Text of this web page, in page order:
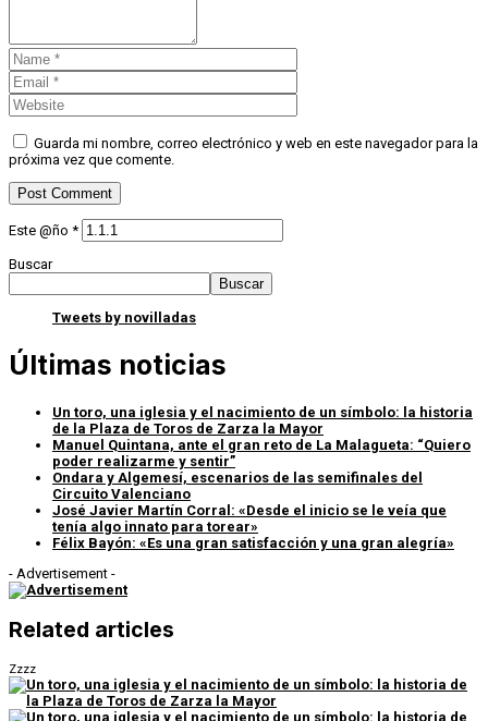
Guarda mi nombre, correo electrónico y web en este navegador para la
próxima vez que comente.
Este @ño *
Buscar
Buscar
Tweets by novilladas
Últimas noticias
Un toro, una iglesia y el nacimiento de un símbolo: la historia
de la Plaza de Toros de Zarza la Mayor
Manuel Quintana, ante el gran reto de La Malagueta: “Quiero
poder realizarme y sentir”
Ondara y Algemesí, escenarios de las semifinales del
Circuito Valenciano
José Javier Martín Corral: «Desde el inicio se le veía que
tenía algo innato para torear»
Félix Bayón: «Es una gran satisfacción y una gran alegría»
- Advertisement -
Related articles
Zzzz